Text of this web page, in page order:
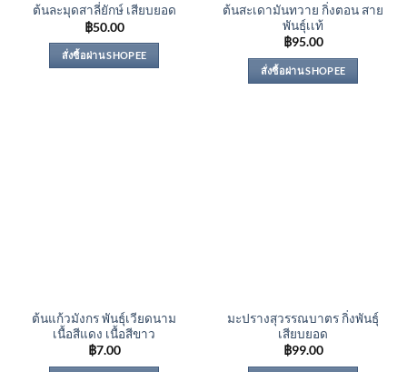
ต้นละมุดสาลี่ยักษ์ เสียบยอด
฿50.00
สั่งซื้อผ่าน SHOPEE
ต้นสะเดามันทวาย กิ่งตอน สาย
พันธุ์เเท้
฿95.00
สั่งซื้อผ่าน SHOPEE
ต้นแก้วมังกร พันธุ์เวียดนาม
เนื้อสีแดง เนื้อสีขาว
฿7.00
มะปรางสุวรรณบาตร กิ่งพันธุ์
เสียบยอด
฿99.00